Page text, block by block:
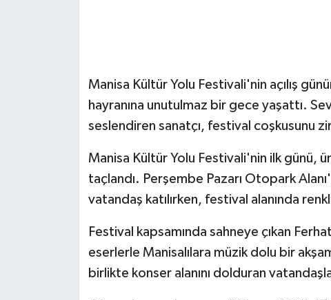
Manisa Kültür Yolu Festivali'nin açılış
hayranına unutulmaz bir gece yaşattı.
seslendiren sanatçı, festival coşkusunu
Manisa Kültür Yolu Festivali'nin ilk günü,
taçlandı. Perşembe Pazarı Otopark
vatandaş katılırken, festival alanında
Festival kapsamında sahneye çıkan
eserlerle Manisalılara müzik dolu bir
birlikte konser alanını dolduran
İş Dünyası